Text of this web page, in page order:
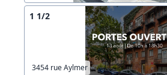
1 1/2
3454 rue Aylmer